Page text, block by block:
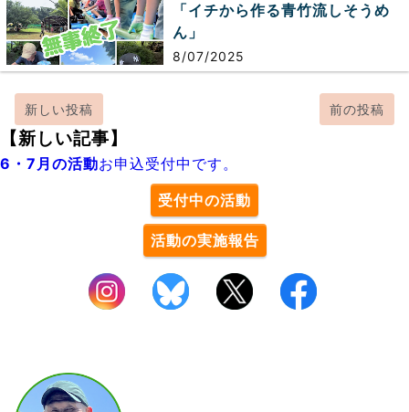
「イチから作る青竹流しそうめ
ん」
8/07/2025
新しい投稿 前の投稿
【新しい記事】
6・7月の活動お申込受付中です。
受付中の活動
活動の実施報告